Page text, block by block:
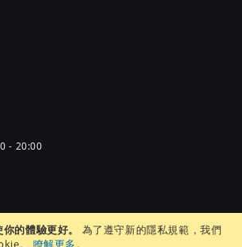
的體驗更好。
為了遵守新的隱私規範，我們
。
瞭解更多 。
- 20:00